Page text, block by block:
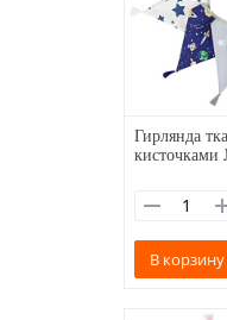
Гирлянда
В корзину